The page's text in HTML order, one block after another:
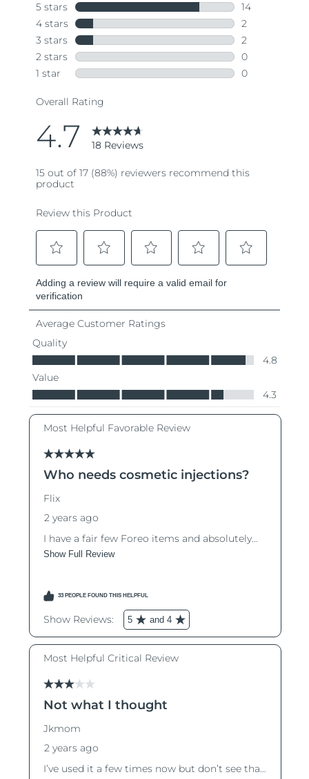
Same
page
link.